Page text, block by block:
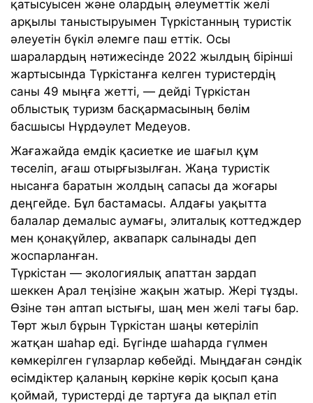
қатысуысен және олардың әлеуметтік желі
арқылы таныстыруымен Түркістанның туристік
әлеуетін бүкіл әлемге паш еттік. Осы
шаралардың нәтижесінде 2022 жылдың бірінші
жартысында Түркістанға келген туристердің
саны 49 мыңға жетті, — дейді Түркістан
облыстық туризм басқармасының бөлім
басшысы Нұрдәулет Медеуов.
Жағажайда емдік қасиетке ие шағыл құм
төселіп, ағаш отырғызылған. Жаңа туристік
нысанға баратын жолдың сапасы да жоғары
деңгейде. Бұл бастамасы. Алдағы уақытта
балалар демалыс аумағы, элиталық коттедждер
мен қонақүйлер, аквапарк салынады деп
жоспарланған.
Түркістан — экологиялық апаттан зардап
шеккен Арал теңізіне жақын жатыр. Жері тұзды.
Өзіне тән аптап ыстығы, шаң мен желі тағы бар.
Төрт жыл бұрын Түркістан шаңы көтеріліп
жатқан шаһар еді. Бүгінде шаһарда гүлмен
көмкерілген гүлзарлар көбейді. Мыңдаған сәндік
өсімдіктер қаланың көркіне көрік қосып қана
қоймай, туристерді де тартуға да ықпал етіп